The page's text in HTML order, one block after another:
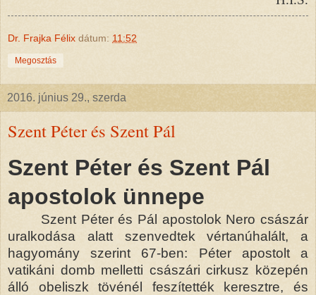
Dr. Frajka Félix dátum: 11:52
Megosztás
2016. június 29., szerda
Szent Péter és Szent Pál
Szent Péter és Szent Pál
apostolok ünnepe
Szent Péter és Pál apostolok Nero császár
uralkodása alatt szenvedtek vértanúhalált, a
hagyomány szerint 67-ben: Péter apostolt a
vatikáni domb melletti császári cirkusz közepén
álló obeliszk tövénél feszítették keresztre, és